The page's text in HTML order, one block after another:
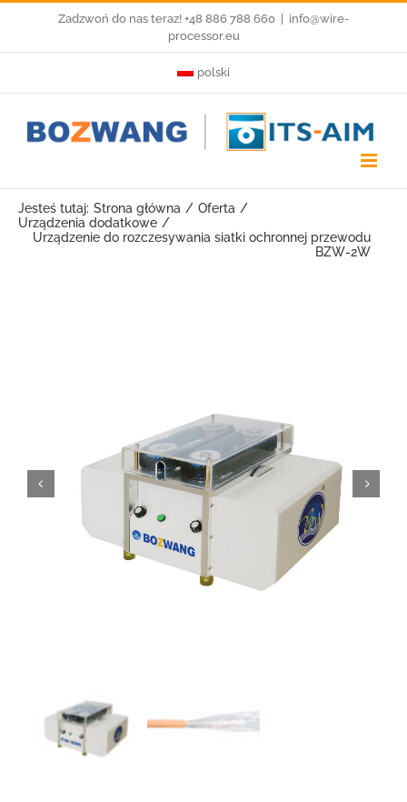
Zadzwoń do nas teraz! +48 886 788 660
info@wire-
processor.eu
polski
Jesteś tutaj: Strona główna
Oferta
Urządzenia dodatkowe
Urządzenie do rozczesywania siatki ochronnej przewodu
BZW-2W